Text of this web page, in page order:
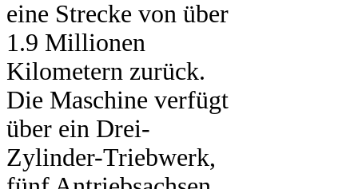
eine Strecke von über
1.9 Millionen
Kilometern zurück.
Die Maschine verfügt
über ein Drei-
Zylinder-Triebwerk,